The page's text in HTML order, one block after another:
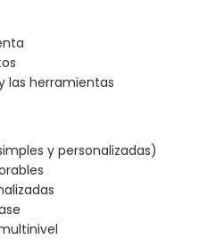
las herramientas
y personalizadas)